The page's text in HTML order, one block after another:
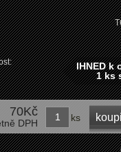
IHNED k
1 ks
70Kč
DPH ks